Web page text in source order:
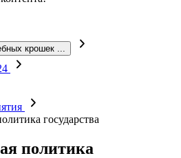
крошек ...
государства
политика